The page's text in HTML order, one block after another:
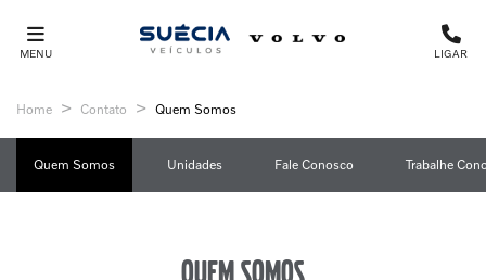
MENU LIGAR
Home Contato Quem Somos
Quem Somos Unidades Fale Conosco Trabalhe
Quem somos